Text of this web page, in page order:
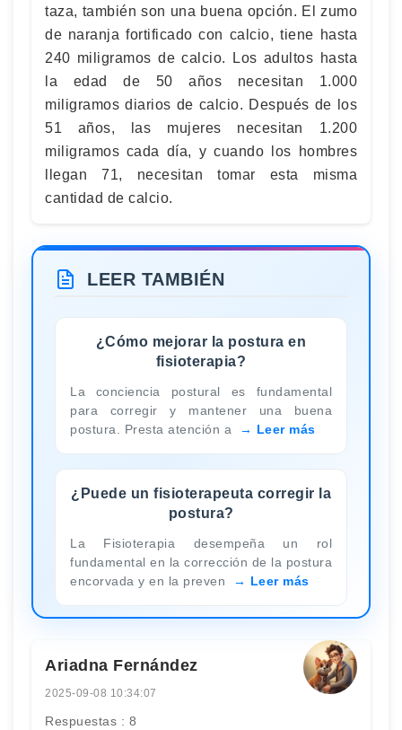
taza, también son una buena opción. El zumo
de naranja fortificado con calcio, tiene hasta
240 miligramos de calcio. Los adultos hasta
la edad de 50 años necesitan 1.000
miligramos diarios de calcio. Después de los
51 años, las mujeres necesitan 1.200
miligramos cada día, y cuando los hombres
llegan 71, necesitan tomar esta misma
cantidad de calcio.
LEER TAMBIÉN
¿Cómo mejorar la postura en
fisioterapia?
La conciencia postural es fundamental
para corregir y mantener una buena
postura. Presta atención a
Leer más
¿Puede un fisioterapeuta corregir la
postura?
La Fisioterapia desempeña un rol
fundamental en la corrección de la postura
encorvada y en la preven
Leer más
Ariadna Fernández
2025-09-08 10:34:07
Respuestas : 8